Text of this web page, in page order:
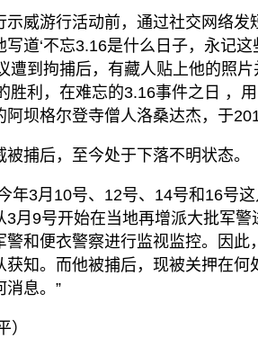
示威游行活动前，通过社交网络发
道‘不忘3.16是什么日子，永记这
遭到拘捕后，有藏人贴上他的照
胜利，在难忘的3.16事件之日 ，
坝格尔登寺僧人洛桑达杰，于
捕后，至今处于下落不明状态。
年3月10号、12号、14号和16号
月9号开始在当地再增派大批军警
和便衣警察进行监视监控。因此
知。而他被捕后，现被关押在何
消息。”
）